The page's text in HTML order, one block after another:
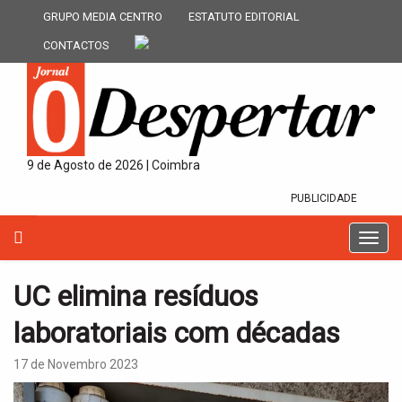
GRUPO MEDIA CENTRO ESTATUTO EDITORIAL
CONTACTOS
9 de Agosto de 2026 | Coimbra
PUBLICIDADE
T
o
v
UC elimina resíduos
laboratoriais com décadas
17 de Novembro 2023